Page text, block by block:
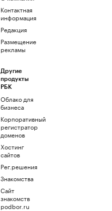
Контактная
информация
Редакция
Размещение
рекламы
Другие
продукты
РБК
Облако для
бизнеса
Корпоративный
регистратор
доменов
Хостинг
сайтов
Рег.решения
Знакомства
Сайт
знакомств
podbor.ru